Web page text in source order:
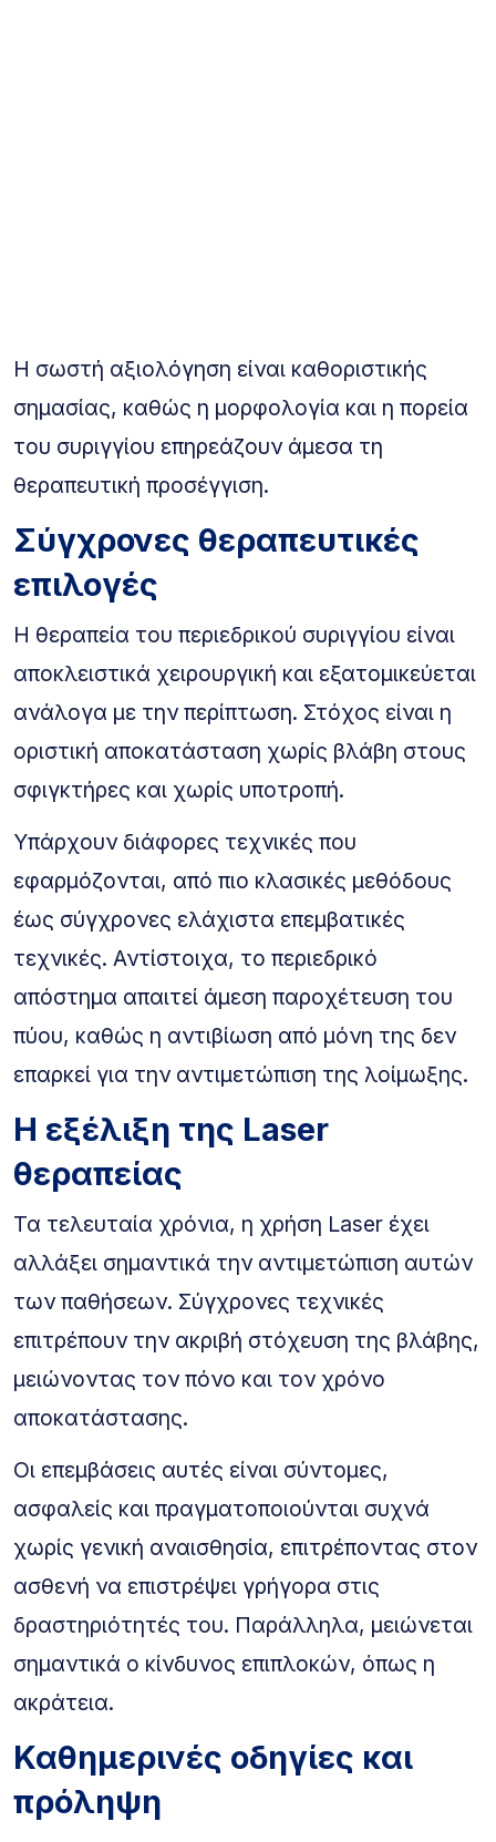
Η σωστή αξιολόγηση είναι καθοριστικής
σημασίας, καθώς η μορφολογία και η πορεία
του συριγγίου επηρεάζουν άμεσα τη
θεραπευτική προσέγγιση.
Σύγχρονες θεραπευτικές
επιλογές
Η θεραπεία του περιεδρικού συριγγίου είναι
αποκλειστικά χειρουργική και εξατομικεύεται
ανάλογα με την περίπτωση. Στόχος είναι η
οριστική αποκατάσταση χωρίς βλάβη στους
σφιγκτήρες και χωρίς υποτροπή.
Υπάρχουν διάφορες τεχνικές που
εφαρμόζονται, από πιο κλασικές μεθόδους
έως σύγχρονες ελάχιστα επεμβατικές
τεχνικές. Αντίστοιχα, το περιεδρικό
απόστημα απαιτεί άμεση παροχέτευση του
πύου, καθώς η αντιβίωση από μόνη της δεν
επαρκεί για την αντιμετώπιση της λοίμωξης.
Η εξέλιξη της Laser
θεραπείας
Τα τελευταία χρόνια, η χρήση Laser έχει
αλλάξει σημαντικά την αντιμετώπιση αυτών
των παθήσεων. Σύγχρονες τεχνικές
επιτρέπουν την ακριβή στόχευση της βλάβης,
μειώνοντας τον πόνο και τον χρόνο
αποκατάστασης.
Οι επεμβάσεις αυτές είναι σύντομες,
ασφαλείς και πραγματοποιούνται συχνά
χωρίς γενική αναισθησία, επιτρέποντας στον
ασθενή να επιστρέψει γρήγορα στις
δραστηριότητές του. Παράλληλα, μειώνεται
σημαντικά ο κίνδυνος επιπλοκών, όπως η
ακράτεια.
Καθημερινές οδηγίες και
πρόληψη